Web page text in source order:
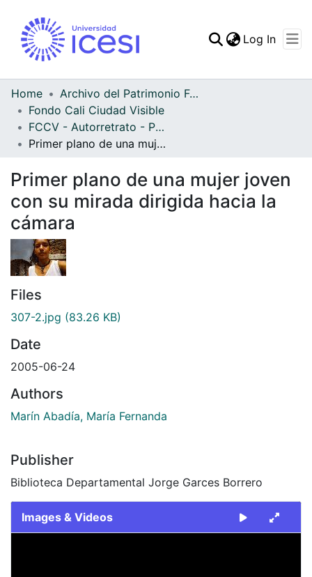
Log In
Home
Archivo del Patrimonio Fotográfico y Fílmico del Valle del Cauca
Fondo Cali Ciudad Visible
FCCV - Autorretrato - Patrimonial
Primer plano de una mujer joven con su mirada dirigida hacia la cámara
Primer plano de una mujer joven
con su mirada dirigida hacia la
cámara
Files
307-2.jpg (83.26 KB)
Date
2005-06-24
Authors
Marín Abadía, María Fernanda
Publisher
Biblioteca Departamental Jorge Garces Borrero
Images & Videos